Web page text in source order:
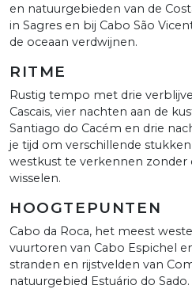
en natuurgebieden van de
in Sagres en bij Cabo São
de oceaan verdwijnen.
RITME
Rustig tempo met drie
Cascais, vier nachten aan de
Santiago do Cacém en drie
je tijd om verschillende
westkust te verkennen zonder
wisselen.
HOOGTEPUNTEN
Cabo da Roca, het meest
vuurtoren van Cabo Espichel
stranden en rijstvelden van
natuurgebied Estuário do